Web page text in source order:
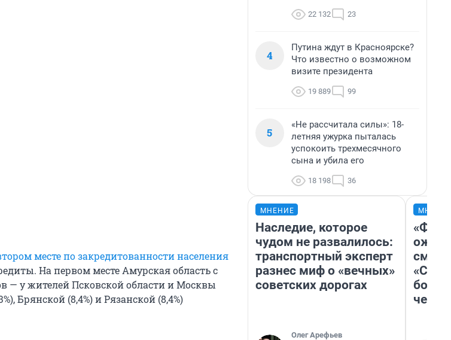
месте по закредитованности населения
На первом месте Амурская область с
— у жителей Псковской области и Москвы
Брянской (8,4%) и Рязанской (8,4%)
22 132 23
4
Путина ждут в Красноярске?
Что известно о возможном
визите президента
19 889 99
5
«Не рассчитала силы»: 18-
летняя ужурка пыталась
успокоить трехмесячного
сына и убила его
18 198 36
МНЕНИЕ
Наследие, которое
чудом не развалилось:
транспортный эксперт
разнес миф о «вечных»
советских дорогах
Олег Арефьев